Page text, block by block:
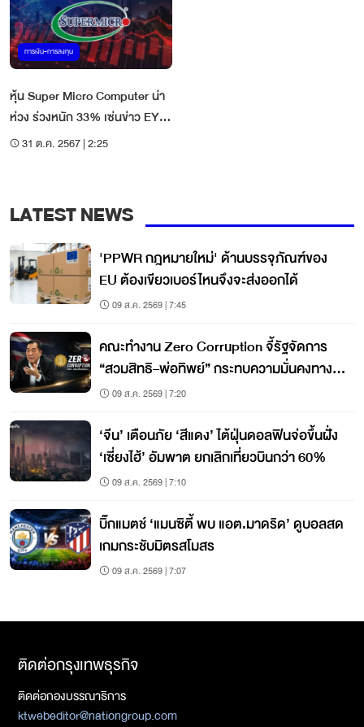
การเงิน-การลงทุน
หุ้น Super Micro Computer น่า
ห่วง ร่วงหนัก 33% เซ่นข่าว EY
ถอนตัวผู้สอบบัญชี
31 ต.ค. 2567 | 2:25
LATEST NEWS
'PPWR กฎหมายใหม่' ด้านบรรจุภัณฑ์ของ
EU ต้องเขียวเบอร์ไหนจึงจะส่งออกได้
09 ส.ค. 2569 | 7:45
คณะทำงาน Zero Corruption จี้รัฐจัดการ
“สวมสิทธิ–พ่อทิพย์” กระทบความมั่นคงทาง
เศรษฐกิจ
09 ส.ค. 2569 | 7:20
‘จีน’ เตือนภัย ‘สีแดง’ ไต้ฝุ่นดอลฟินจ่อขึ้นฝั่ง
‘เซี่ยงไฮ้’ อัมพาต ยกเลิกเที่ยวบินกว่า 60%
09 ส.ค. 2569 | 7:10
บิ๊กแมตช์ ‘แมนซิตี้ พบ แอต.มาดริด’ ดูบอลสด
เกมกระชับมิตรสโมสร
09 ส.ค. 2569 | 7:07
ติดต่อกรุงเทพธุรกิจ
ติดต่อกองบรรณาธิการ
ktwebeditor@nationgroup.com